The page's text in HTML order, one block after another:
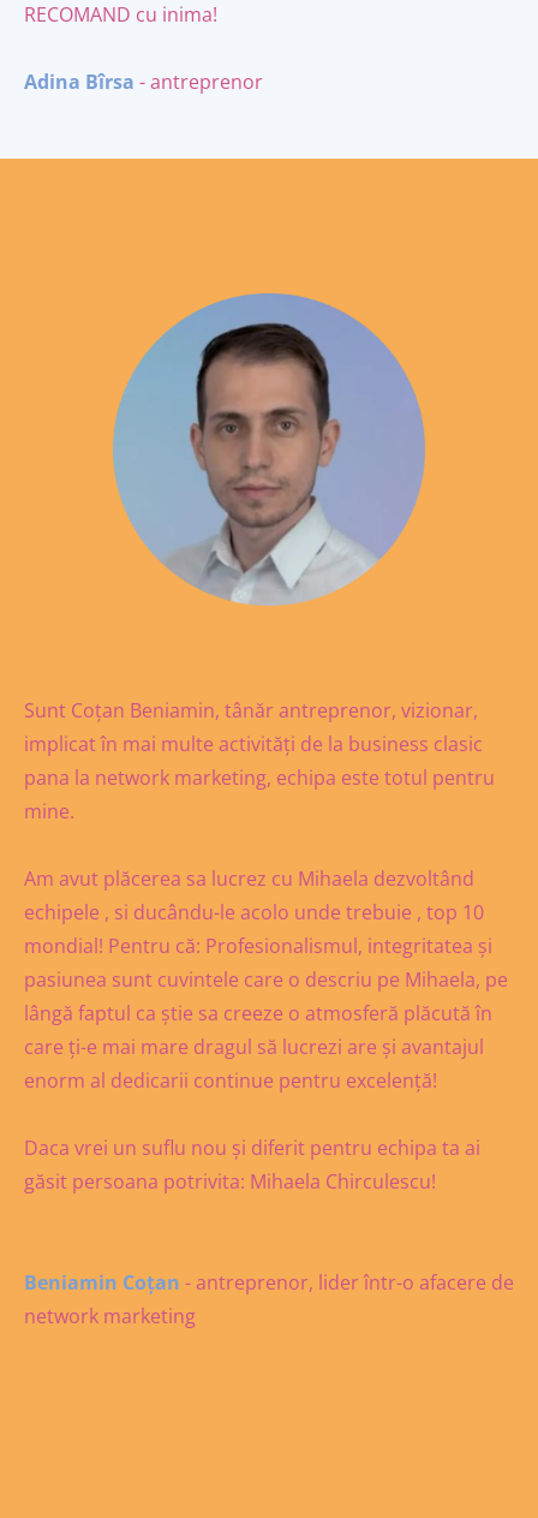
RECOMAND cu inima!
Adina Bîrsa - antreprenor
Sunt Coțan Beniamin, tânăr antreprenor, vizionar,
implicat în mai multe activități de la business clasic
pana la network marketing, echipa este totul pentru
mine.
Am avut plăcerea sa lucrez cu Mihaela dezvoltând
echipele , si ducându-le acolo unde trebuie , top 10
mondial! Pentru că: Profesionalismul, integritatea și
pasiunea sunt cuvintele care o descriu pe Mihaela, pe
lângă faptul ca știe sa creeze o atmosferă plăcută în
care ți-e mai mare dragul să lucrezi are și avantajul
enorm al dedicarii continue pentru excelență!
Daca vrei un suflu nou și diferit pentru echipa ta ai
găsit persoana potrivita: Mihaela Chirculescu!
Beniamin Coțan - antreprenor, lider într-o afacere de
network marketing